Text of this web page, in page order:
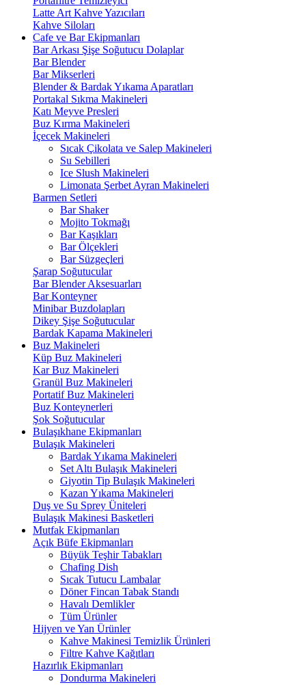
Latte Art Kahve Yazıcıları
Kahve Siloları
Cafe ve Bar Ekipmanları
Bar Arkası Şişe Soğutucu Dolaplar
Bar Blender
Bar Mikserleri
Blender & Bardak Yıkama Aparatları
Portakal Sıkma Makineleri
Katı Meyve Presleri
Buz Kırma Makineleri
İçecek Makineleri
Sıcak Çikolata ve Salep Makineleri
Su Sebilleri
Ice Slush Makineleri
Limonata Şerbet Ayran Makineleri
Barmen Setleri
Bar Shaker
Mojito Tokmağı
Bar Kaşıkları
Bar Ölçekleri
Bar Süzgeçleri
Şarap Soğutucular
Bar Blender Aksesuarları
Bar Konteyner
Minibar Buzdolapları
Dikey Şişe Soğutucular
Bardak Kapama Makineleri
Buz Makineleri
Küp Buz Makineleri
Kar Buz Makineleri
Granül Buz Makineleri
Portatif Buz Makineleri
Buz Konteynerleri
Şok Soğutucular
Bulaşıkhane Ekipmanları
Bulaşık Makineleri
Bardak Yıkama Makineleri
Set Altı Bulaşık Makineleri
Giyotin Tip Bulaşık Makineleri
Kazan Yıkama Makineleri
Duş ve Su Sprey Üniteleri
Bulaşık Makinesi Basketleri
Mutfak Ekipmanları
Açık Büfe Ekipmanları
Büyük Teşhir Tabakları
Chafing Dish
Sıcak Tutucu Lambalar
Döner Fincan Tabak Standı
Havalı Demlikler
Tüm Ürünler
Hijyen ve Yan Ürünler
Kahve Makinesi Temizlik Ürünleri
Filtre Kahve Kağıtları
Hazırlık Ekipmanları
Dondurma Makineleri